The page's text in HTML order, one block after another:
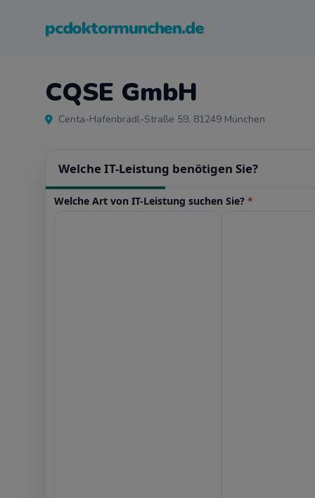
pcdoktormunchen.de
CQSE GmbH
Centa-Hafenbrädl-Straße 59, 81249 München
Welche IT-Leistung benötigen Sie?
Welche Art von IT-Leistung suchen Sie? *